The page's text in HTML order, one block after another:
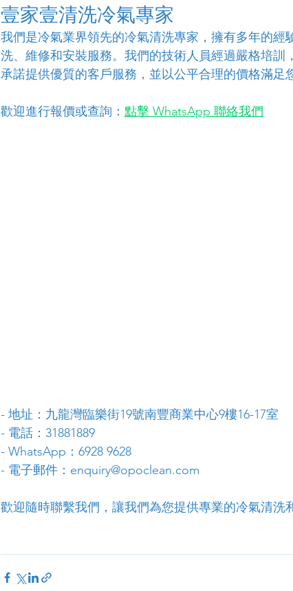
壹家壹清洗冷氣專家
我們是冷氣業界領先的冷氣清洗專家，擁有多年的
洗、維修和安裝服務。我們的技術人員經過嚴格培訓
承諾提供優質的客戶服務，並以公平合理的價格滿足
歡迎進行報價或查詢： 點擊 WhatsApp 聯絡我們
- 地址：九龍灣臨樂街19號南豐商業中心9樓16-17室
- 電話：31881889
- WhatsApp：6928 9628
- 電子郵件：enquiry@opoclean.com
歡迎隨時聯繫我們，讓我們為您提供專業的冷氣清洗